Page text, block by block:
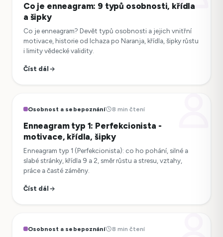
Co je enneagram: 9 typů osobnosti, křídla
a šipky
Co je enneagram? Devět typů osobnosti a jejich vnitřní
motivace, historie od Ichaza po Naranja, křídla, šipky růstu
i limity vědecké validity.
Číst dál
Osobnost a sebepoznání 8 min čtení
Enneagram typ 1: Perfekcionista -
motivace, křídla, šipky
Enneagram typ 1 (Perfekcionista): co ho pohání, silné a
slabé stránky, křídla 9 a 2, směr růstu a stresu, vztahy,
práce a časté záměny.
Číst dál
Osobnost a sebepoznání 8 min čtení